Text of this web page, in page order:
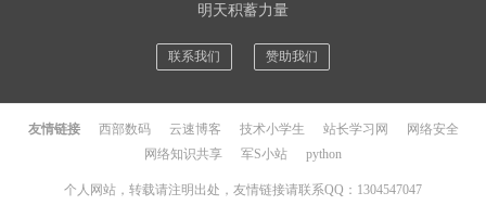
明天积蓄力量
联系我们 赞助我们
友情链接 西部数码 云速博客 技术小学生 站长学习网
网络安全
网络知识共享
军S小站 python
个人网站，转载请注明出处，友情链接请联系QQ：1304547047